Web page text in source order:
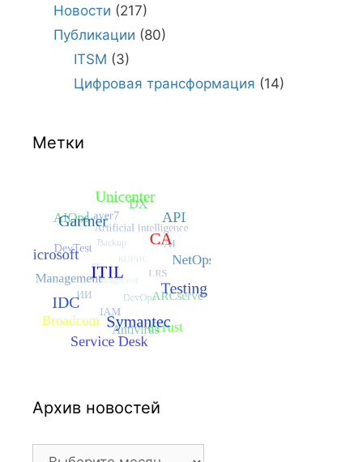
Новости (217)
Публикации (80)
ITSM (3)
Цифровая трансформация (14)
Метки
Архив новостей
Архив